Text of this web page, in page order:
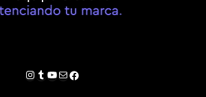
Instagram
Tumblr
YouTube
Correo electrónico
Facebook